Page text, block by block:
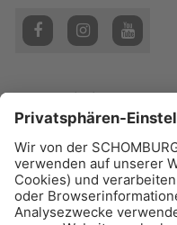
Gestaltung &